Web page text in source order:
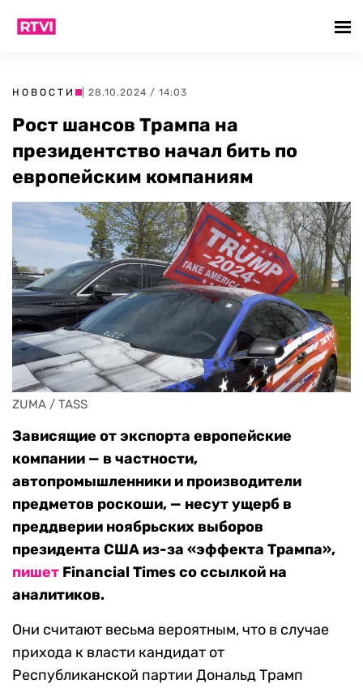
НОВОСТИ | 28.10.2024 / 14:03
Рост шансов Трампа на
президентство начал бить по
европейским компаниям
ZUMA / TASS
Зависящие от экспорта европейские
компании — в частности,
автопромышленники и производители
предметов роскоши, — несут ущерб в
преддверии ноябрьских выборов
президента США из-за «эффекта Трампа»,
пишет Financial Times со ссылкой на
аналитиков.
Они считают весьма вероятным, что в случае
прихода к власти кандидат от
Республиканской партии Дональд Трамп